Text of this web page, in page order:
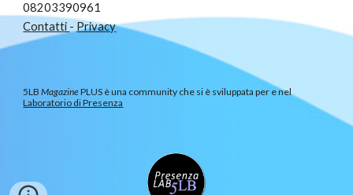
08203390961
Contatti - Privacy
5LBMagazinePLUS è una community che si è sviluppata per e nel
Laboratorio di Presenza